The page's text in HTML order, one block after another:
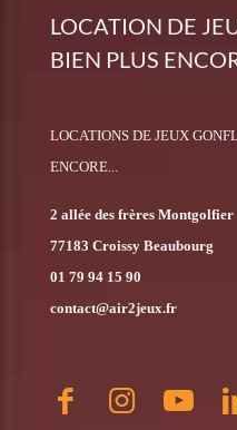
LOCATION DE
BIEN PLUS
LOCATIONS DE JEUX
ENCORE...
2 allée des frères Montgolfier
77183 Croissy Beaubourg
01 79 94 15 90
contact@air2jeux.fr